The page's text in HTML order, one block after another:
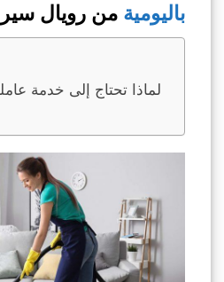
باليومية من رويال
لماذا تحتاج إلى خدمة